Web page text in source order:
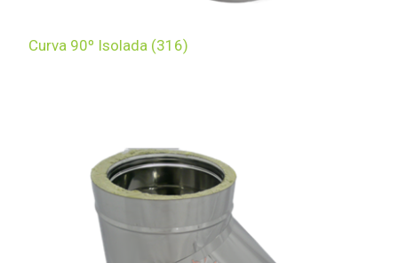
Curva 90º Isolada (316)